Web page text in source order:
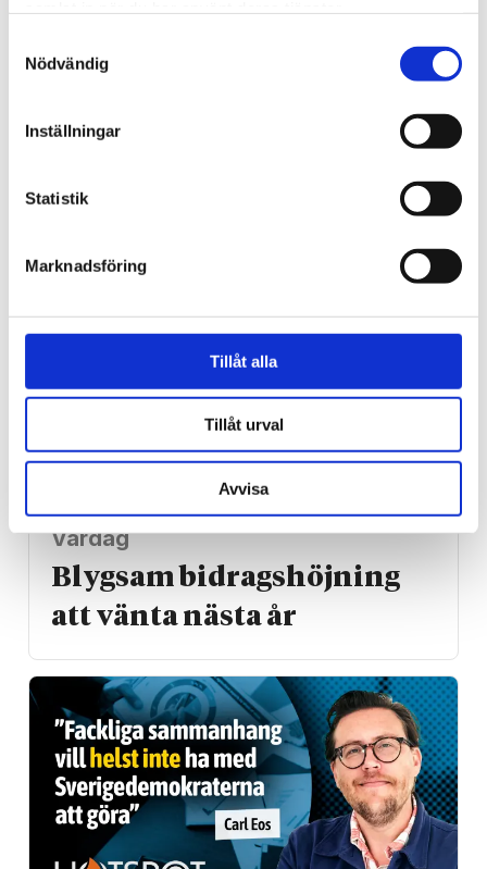
Nödvändig
Inställningar
Statistik
Marknadsföring
Tillåt alla
Tillåt urval
Avvisa
18-åring hade med sig
för ångest – ”blev hånad”
Vardag
Blygsam bidrags­höjning
att vänta nästa år